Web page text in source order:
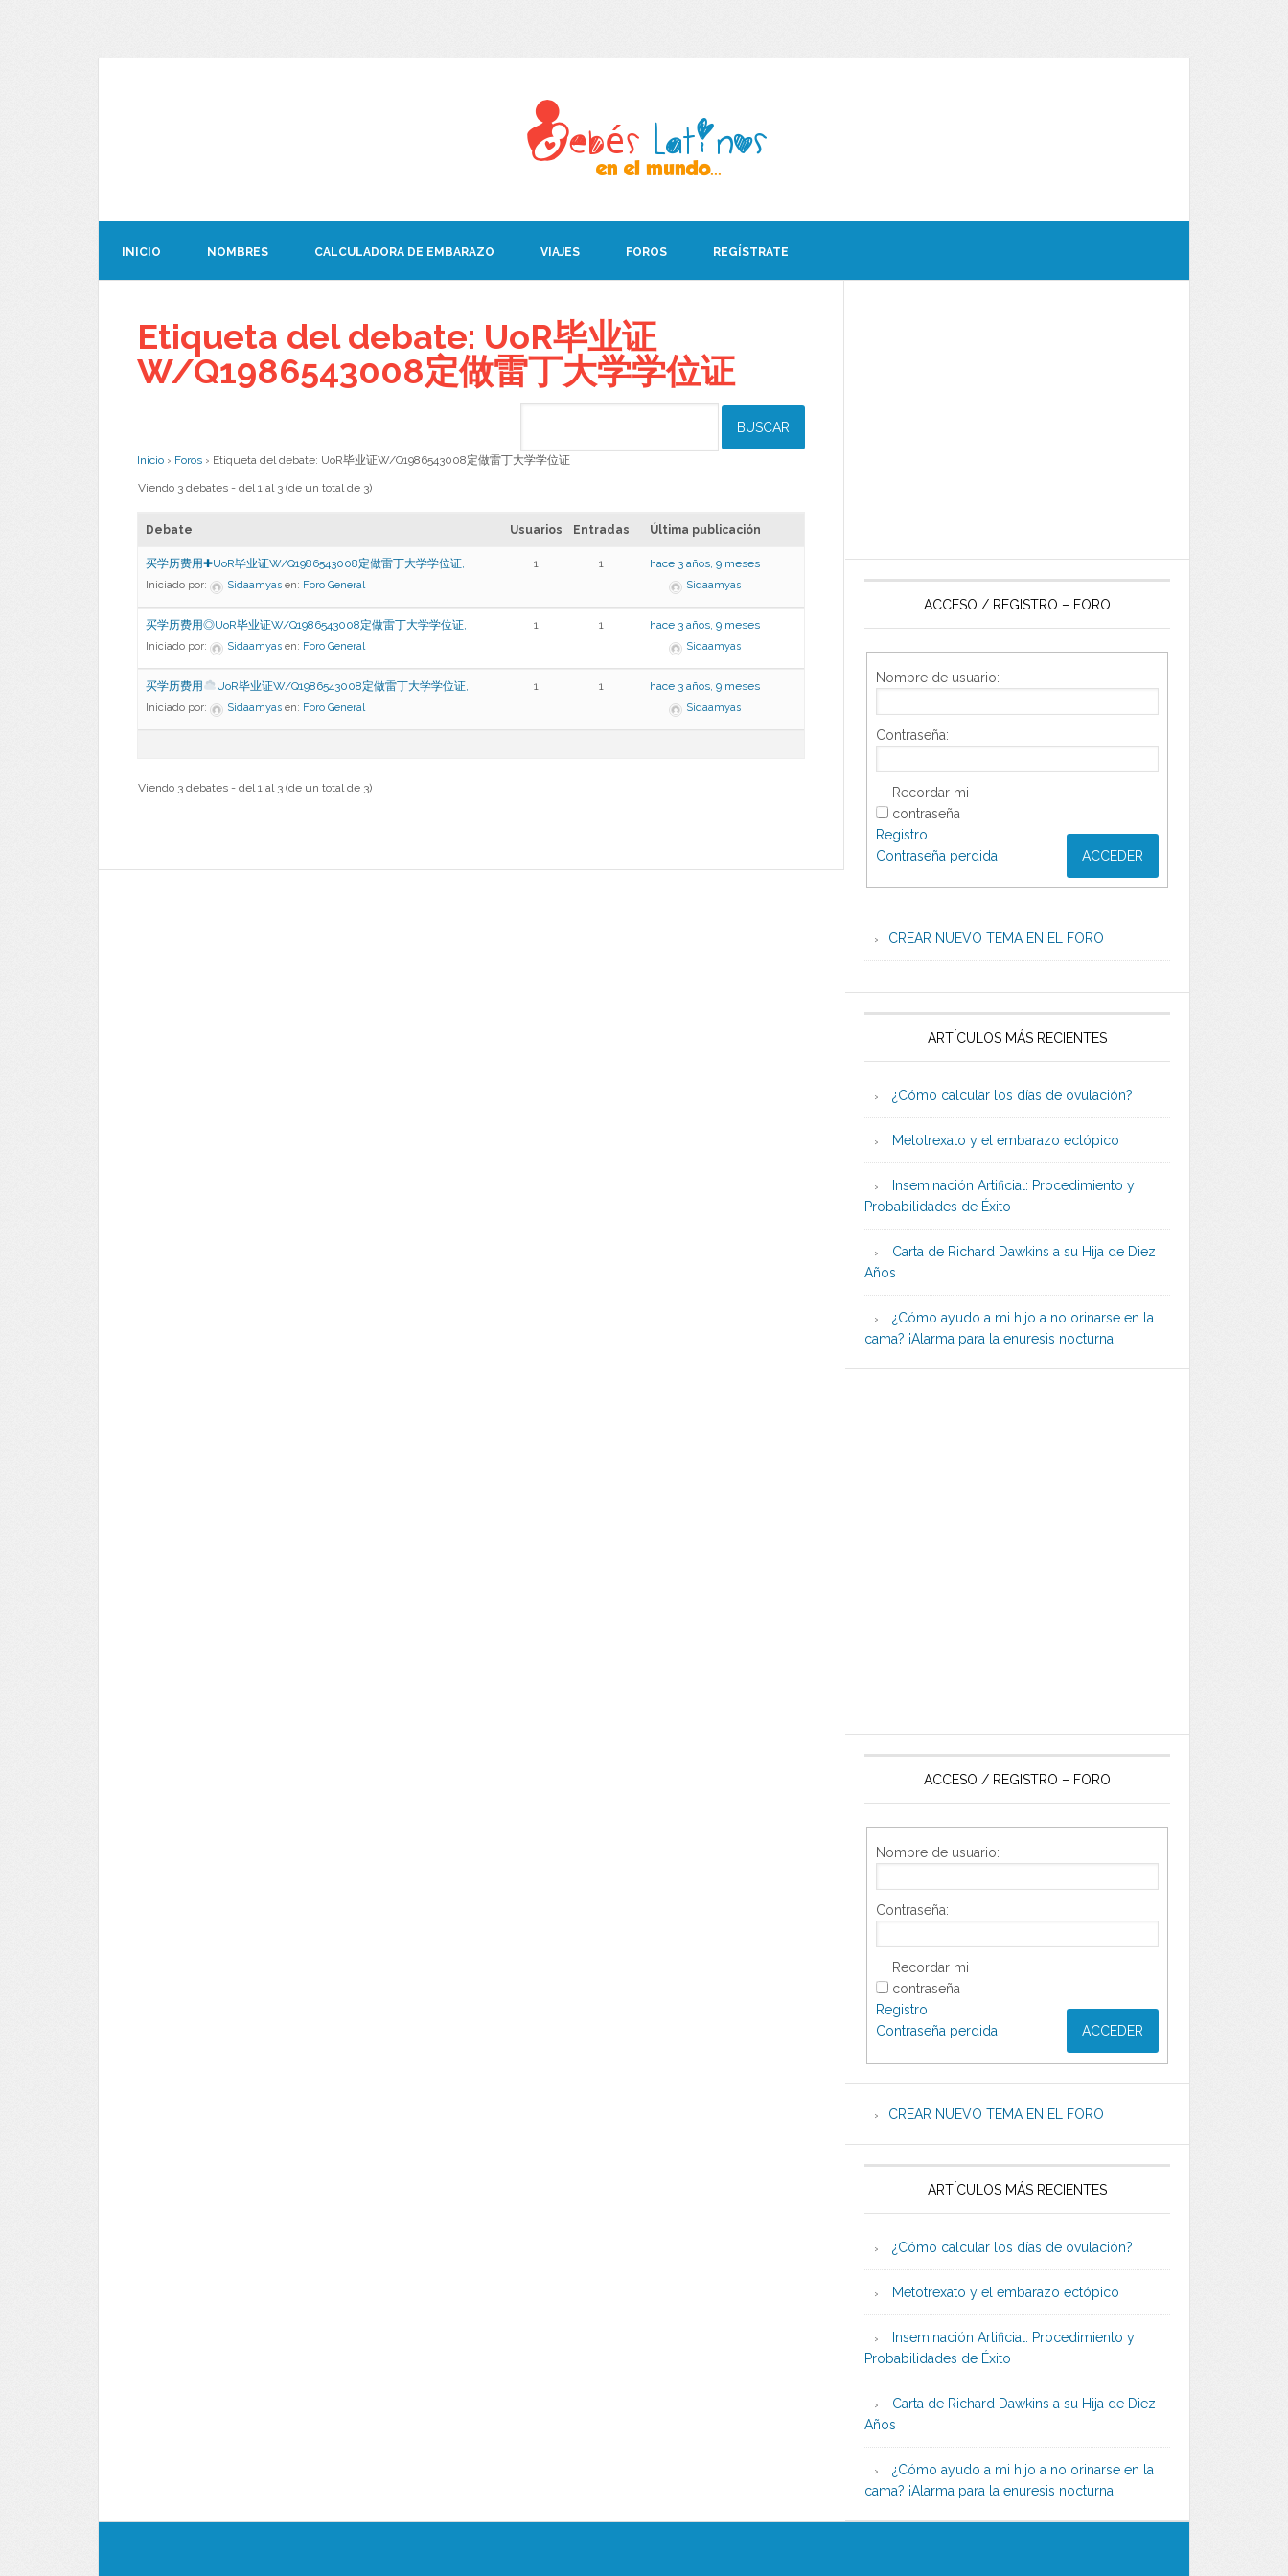
INICIO NOMBRES CALCULADORA DE EMBARAZO VIAJES FOROS REGÍSTRATE
Etiqueta del debate: UoR毕业证
W/Q1986543008定做雷丁大学学位证
Inicio › Foros › Etiqueta del debate: UoR毕业证W/Q1986543008定做雷丁大学学位证
Viendo 3 debates - del 1 al 3 (de un total de 3)
Debate Usuarios Entradas Última publicación
买学历费用✚UoR毕业证W/Q1986543008定做雷丁大学学位证,
Iniciado por: Sidaamyas en: Foro General
1 1 hace 3 años, 9 meses
Sidaamyas
买学历费用◎UoR毕业证W/Q1986543008定做雷丁大学学位证,
Iniciado por: Sidaamyas en: Foro General
1 1 hace 3 años, 9 meses
Sidaamyas
买学历费用 UoR毕业证W/Q1986543008定做雷丁大学学位证,
Iniciado por: Sidaamyas en: Foro General
1 1 hace 3 años, 9 meses
Sidaamyas
Viendo 3 debates - del 1 al 3 (de un total de 3)
ACCESO / REGISTRO – FORO
Nombre de usuario:
Contraseña:
Recordar mi
contraseña
ACCEDER
Registro
Contraseña perdida
CREAR NUEVO TEMA EN EL FORO
ARTÍCULOS MÁS RECIENTES
¿Cómo calcular los días de ovulación?
Metotrexato y el embarazo ectópico
Inseminación Artificial: Procedimiento y
Probabilidades de Éxito
Carta de Richard Dawkins a su Hija de Diez
Años
¿Cómo ayudo a mi hijo a no orinarse en la
cama? ¡Alarma para la enuresis nocturna!
ACCESO / REGISTRO – FORO
Nombre de usuario:
Contraseña:
Recordar mi
contraseña
ACCEDER
Registro
Contraseña perdida
CREAR NUEVO TEMA EN EL FORO
ARTÍCULOS MÁS RECIENTES
¿Cómo calcular los días de ovulación?
Metotrexato y el embarazo ectópico
Inseminación Artificial: Procedimiento y
Probabilidades de Éxito
Carta de Richard Dawkins a su Hija de Diez
Años
¿Cómo ayudo a mi hijo a no orinarse en la
cama? ¡Alarma para la enuresis nocturna!